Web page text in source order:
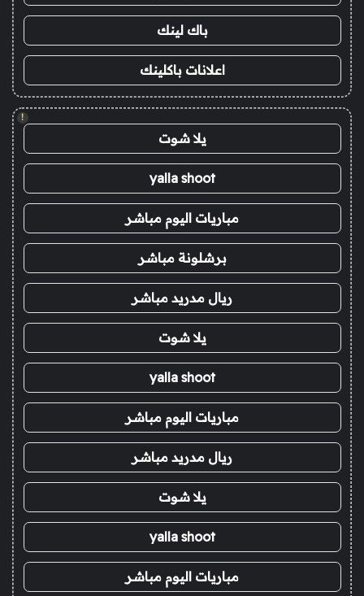
باك لينك
اعلانات باكلينك
!
يلا شوت
yalla shoot
مباريات اليوم مباشر
برشلونة مباشر
ريال مدريد مباشر
يلا شوت
yalla shoot
مباريات اليوم مباشر
ريال مدريد مباشر
يلا شوت
yalla shoot
مباريات اليوم مباشر